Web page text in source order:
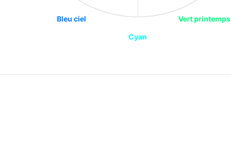
Vert printemps
Cyan
Bleu ciel